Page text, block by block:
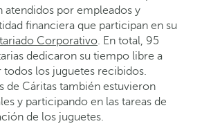
atendidos por empleados y
financiera que participan en su
Corporativo. En total, 95
dedicaron su tiempo libre a
los juguetes recibidos.
de Cáritas también estuvieron
y participando en las tareas de
de los juguetes.